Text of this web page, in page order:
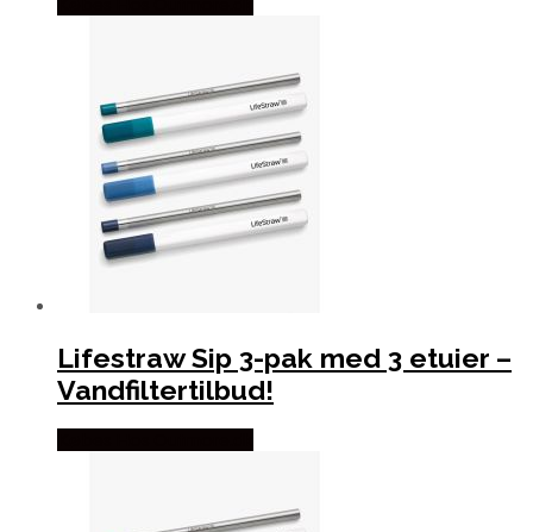
Lifestraw Sip 3-pak med 3 etuier –
Vandfiltertilbud!